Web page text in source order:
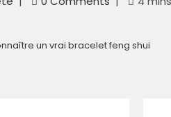
un vrai bracelet feng shui